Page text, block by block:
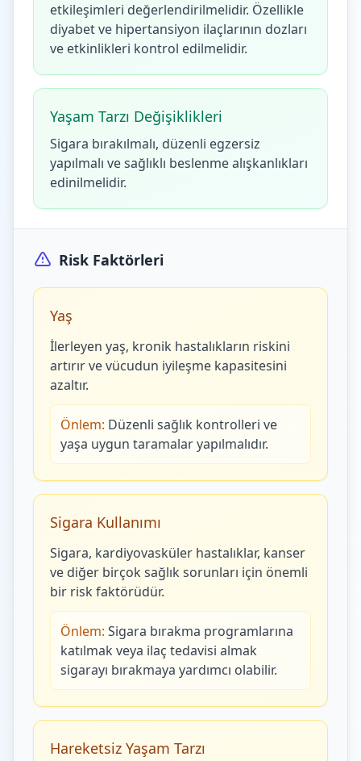
etkileşimleri değerlendirilmelidir. Özellikle
diyabet ve hipertansiyon ilaçlarının dozları
ve etkinlikleri kontrol edilmelidir.
Yaşam Tarzı Değişiklikleri
Sigara bırakılmalı, düzenli egzersiz
yapılmalı ve sağlıklı beslenme alışkanlıkları
edinilmelidir.
Risk Faktörleri
Yaş
İlerleyen yaş, kronik hastalıkların riskini
artırır ve vücudun iyileşme kapasitesini
azaltır.
Önlem: Düzenli sağlık kontrolleri ve
yaşa uygun taramalar yapılmalıdır.
Sigara Kullanımı
Sigara, kardiyovasküler hastalıklar, kanser
ve diğer birçok sağlık sorunları için önemli
bir risk faktörüdür.
Önlem: Sigara bırakma programlarına
katılmak veya ilaç tedavisi almak
sigarayı bırakmaya yardımcı olabilir.
Hareketsiz Yaşam Tarzı